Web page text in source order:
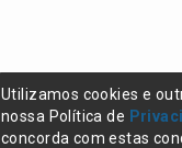
Utilizamos cookies e
nossa Política de
concorda com estas